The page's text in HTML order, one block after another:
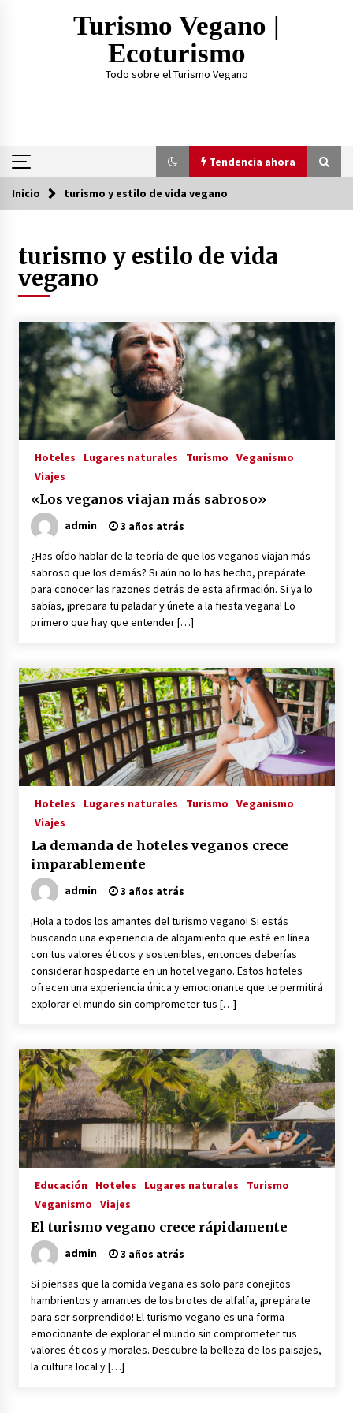
Turismo Vegano |
Ecoturismo
Todo sobre el Turismo Vegano
Tendencia ahora
Tendencia ahora
¿Practicar Yogan y ser Vegano es lo mismo? Te
lo explicamos acá
TOP 3: Mejores Proteínas Veganas 2023
3 años atrás
La Primera Maquina Casera para Crear Carne
Vegetal
3 años atrás
el Mundo Empresarial Vegano
3 años atrás
Viajar en moto por Colombia
3 años atrás
El Evento de Fitness Vegano más Importante
del Mundo
3 años atrás
RED VEGANA
3 años atrás
3 años atrás
Viaja, Graba, Triunfa: Cómo ser un YouTuber
3 años atrás
Viajeros Veganos
3 años atrás
3 años atrás
Inicio turismo y estilo de vida vegano
turismo y estilo de vida
vegano
Hoteles Lugares naturales Turismo
Veganismo
Viajes
«Los veganos viajan más sabroso»
admin 3 años atrás
¿Has oído hablar de la teoría de que los veganos viajan más
sabroso que los demás? Si aún no lo has hecho, prepárate
para conocer las razones detrás de esta afirmación. Si ya lo
sabías, ¡prepara tu paladar y únete a la fiesta vegana! Lo
primero que hay que entender […]
Hoteles Lugares naturales Turismo
Veganismo
Viajes
La demanda de hoteles veganos crece
imparablemente
admin 3 años atrás
¡Hola a todos los amantes del turismo vegano! Si estás
buscando una experiencia de alojamiento que esté en línea
con tus valores éticos y sostenibles, entonces deberías
considerar hospedarte en un hotel vegano. Estos hoteles
ofrecen una experiencia única y emocionante que te permitirá
explorar el mundo sin comprometer tus […]
Educación Hoteles Lugares naturales
Turismo
Veganismo
Viajes
El turismo vegano crece rápidamente
admin 3 años atrás
Si piensas que la comida vegana es solo para conejitos
hambrientos y amantes de los brotes de alfalfa, ¡prepárate
para ser sorprendido! El turismo vegano es una forma
emocionante de explorar el mundo sin comprometer tus
valores éticos y morales. Descubre la belleza de los paisajes,
la cultura local y […]